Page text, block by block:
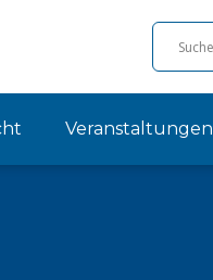
Veranstaltungen